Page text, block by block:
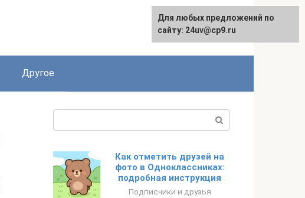
Другое
Как отметить друзей на
фото в Одноклассниках:
подробная инструкция
Подписчики и друзья
Для любых предложений по
сайту: 24uv@cp9.ru